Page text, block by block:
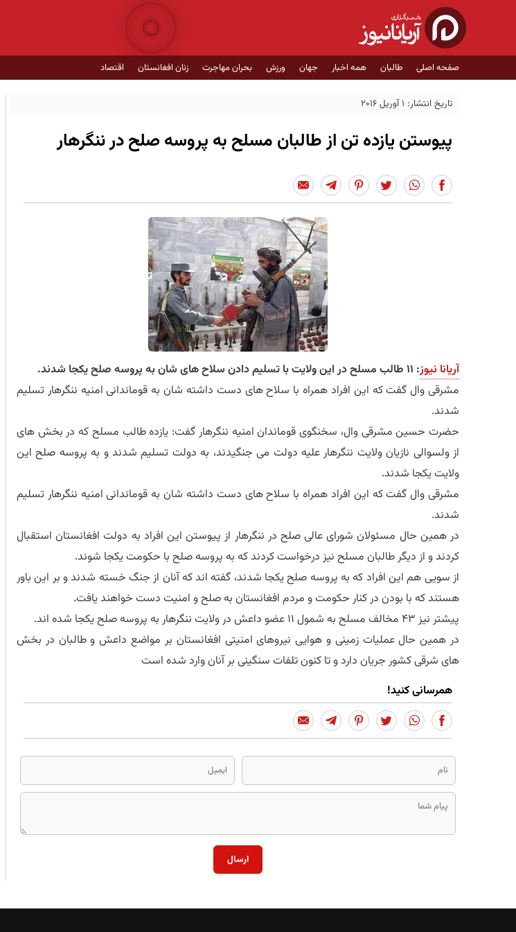
صفحه اصلی طالبان همه اخبار جهان ورزش بحران مهاجرت زنان افغانستان اقتصاد
تاریخ انتشار: 1 آوریل 2016
پیوستن یازده تن از طالبان مسلح به پروسه صلح در ننگرهار
آریانا نیوز: ۱۱ طالب مسلح در این ولایت با تسلیم دادن سلاح های شان به پروسه صلح یکجا شدند.
مشرقی وال گفت که این افراد همراه با سلاح های دست داشته شان به قوماندانی امنیه ننگرهار تسلیم
شدند.
حضرت حسین مشرقی وال، سخنگوی قوماندان امنیه ننگرهار گفت: یازده طالب مسلح که در بخش های
از ولسوالی نازیان ولایت ننگرهار علیه دولت می جنگیدند، به دولت تسلیم شدند و به پروسه صلح این
ولایت یکجا شدند.
مشرقی وال گفت که این افراد همراه با سلاح های دست داشته شان به قوماندانی امنیه ننگرهار تسلیم
شدند.
در همین حال مسئولان شورای عالی صلح در ننگرهار از پیوستن این افراد به دولت افغانستان استقبال
کردند و از دیگر طالبان مسلح نیز درخواست کردند که به پروسه صلح با حکومت یکجا شوند.
از سویی هم این افراد که به پروسه صلح یکجا شدند، گفته اند که آنان از جنگ خسته شدند و بر این باور
هستند که با بودن در کنار حکومت و مردم افغانستان به صلح و امنیت دست خواهند یافت.
پیشتر نیز ۴۳ مخالف مسلح به شمول ۱۱ عضو داعش در ولایت ننگرهار به پروسه صلح یکجا شده اند.
در همین حال عملیات زمینی و هوایی نیروهای امنیتی افغانستان بر مواضع داعش و طالبان در بخش
های شرقی کشور جریان دارد و تا کنون تلفات سنگینی بر آنان وارد شده است
همرسانی کنید!
ارسال